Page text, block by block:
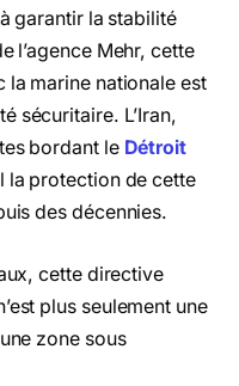
garantir la stabilité
l’agence Mehr, cette
marine nationale est
sécuritaire. L’Iran,
bordant le Détroit
la protection de cette
des décennies.
cette directive
plus seulement une
zone sous